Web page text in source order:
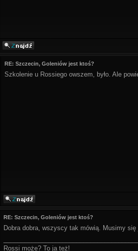
RE: Szczecin, Goleniów jest ktoś?
Szkolenie u Rossiego owszem, było. Ale
RE: Szczecin, Goleniów jest ktoś?
Dobra dobra, wszyscy tak mówią. Musimy
Rossi może? To ja też!